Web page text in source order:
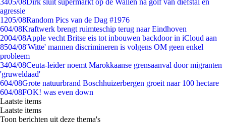
3405/08Dirk sluit supermarkt op de Wallen na golf van diefstal en
agressie
1205/08Random Pics van de Dag #1976
604/08Kraftwerk brengt ruimteschip terug naar Eindhoven
2004/08Apple vecht Britse eis tot inbouwen backdoor in iCloud aan
8504/08'Witte' mannen discrimineren is volgens OM geen enkel
probleem
3404/08Ceuta-leider noemt Marokkaanse grensaanval door migranten
'gruweldaad'
604/08Grote natuurbrand Boschhuizerbergen groeit naar 100 hectare
604/08FOK! was even down
Laatste items
Laatste items
Toon berichten uit deze thema's